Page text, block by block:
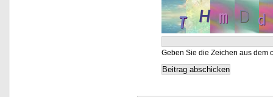
Geben Sie die Zeichen aus dem